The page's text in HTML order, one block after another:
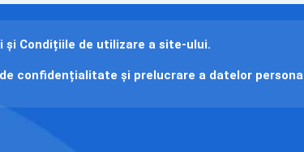
și Condițiile de utilizare a site-ului.
confidențialitate și prelucrare a datelor